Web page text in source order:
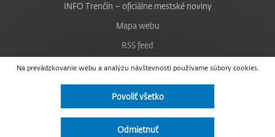
Na prevádzkovanie webu a analýzu návštevnosti používame súbory cookies.
Povoliť všetko
Odmietnuť
INFO Trenčín – oficiálne mestské noviny
Mapa webu
RSS feed
Nastavenie cookies
Facebook
Instagram